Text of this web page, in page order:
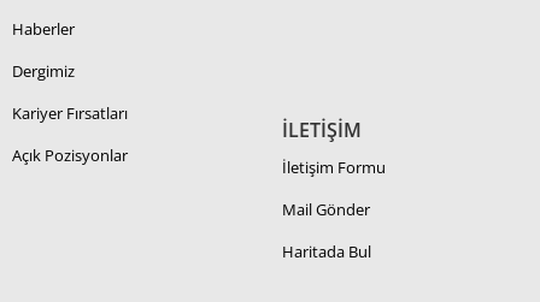
Haberler
Dergimiz
Kariyer Fırsatları
Açık Pozisyonlar
İLETİŞİM
İletişim Formu
Mail Gönder
Haritada Bul